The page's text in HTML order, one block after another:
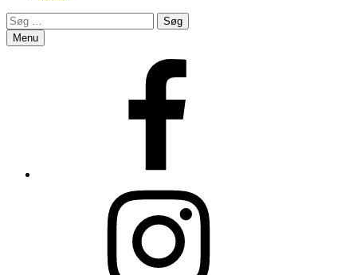
Search
Søg
efter:
Menu